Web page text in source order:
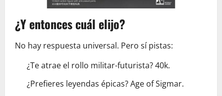
¿Y entonces cuál elijo?
No hay respuesta universal. Pero sí pistas:
¿Te atrae el rollo militar-futurista? 40k.
¿Prefieres leyendas épicas? Age of Sigmar.